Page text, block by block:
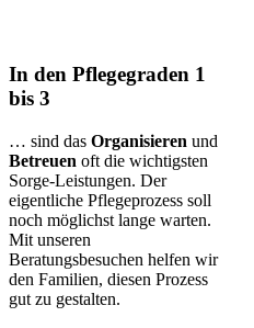
In den Pflegegraden 1
bis 3
… sind das Organisieren und
Betreuen oft die wichtigsten
Sorge-Leistungen. Der
eigentliche Pflegeprozess soll
noch möglichst lange warten.
Mit unseren
Beratungsbesuchen helfen wir
den Familien, diesen Prozess
gut zu gestalten.